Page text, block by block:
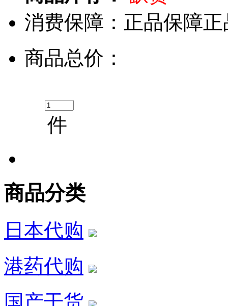
消费保障： 正品保障
商品总价：
件
商品分类
日本代购
港药代购